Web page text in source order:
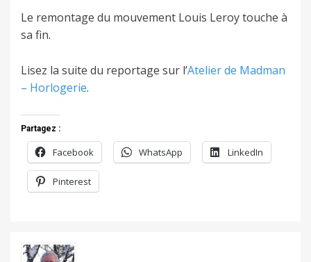
Le remontage du mouvement Louis Leroy touche à
sa fin.
Lisez la suite du reportage sur l’Atelier de Madman
– Horlogerie.
Partagez :
Facebook WhatsApp LinkedIn
Pinterest